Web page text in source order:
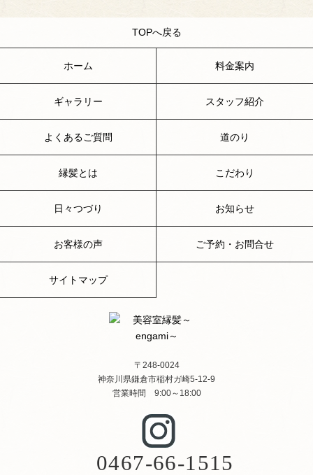
TOPへ戻る
ホーム 料金案内
ギャラリー スタッフ紹介
よくあるご質問 道のり
縁髪とは こだわり
日々つづり お知らせ
お客様の声 ご予約・お問合せ
サイトマップ
〒248-0024
神奈川県鎌倉市稲村ガ崎5-12-9
営業時間 9:00～18:00
0467-66-1515